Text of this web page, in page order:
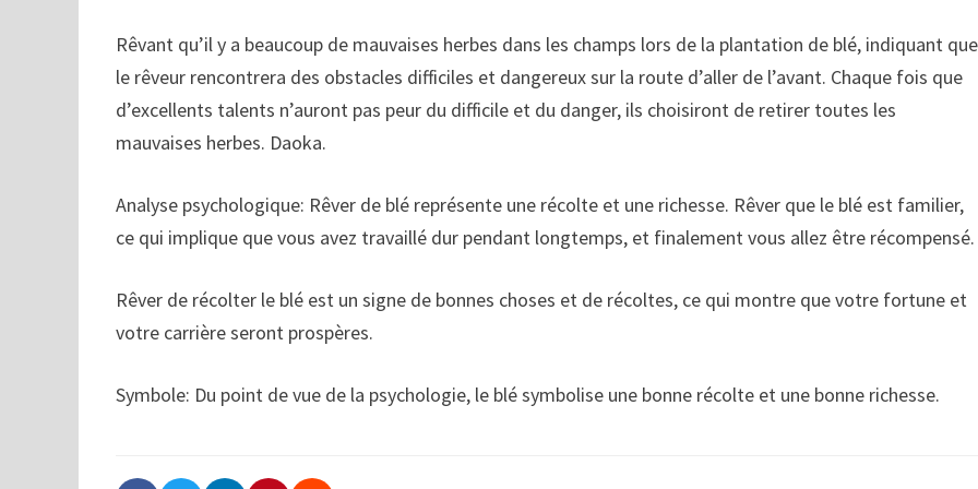
Rêvant qu’il y a beaucoup de mauvaises herbes dans les champs lors de la plantation de blé, indiquant que
le rêveur rencontrera des obstacles difficiles et dangereux sur la route d’aller de l’avant. Chaque fois que
d’excellents talents n’auront pas peur du difficile et du danger, ils choisiront de retirer toutes les
mauvaises herbes. Daoka.
Analyse psychologique: Rêver de blé représente une récolte et une richesse. Rêver que le blé est familier,
ce qui implique que vous avez travaillé dur pendant longtemps, et finalement vous allez être récompensé.
Rêver de récolter le blé est un signe de bonnes choses et de récoltes, ce qui montre que votre fortune et
votre carrière seront prospères.
Symbole: Du point de vue de la psychologie, le blé symbolise une bonne récolte et une bonne richesse.